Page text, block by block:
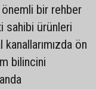
önemli bir rehber
sahibi ürünleri
ön
bilincini